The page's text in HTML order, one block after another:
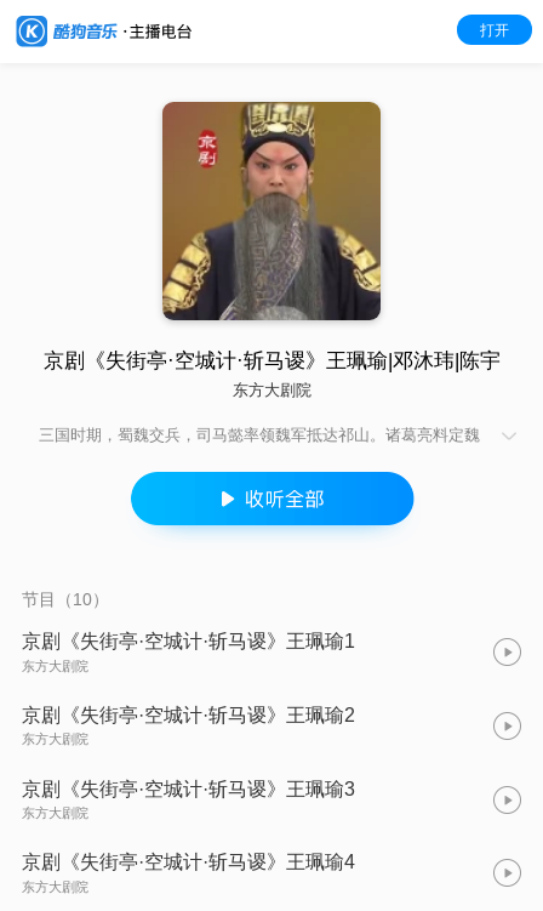
打开
京剧《失街亭·空城计·斩马谡》王珮瑜|邓沐玮|陈宇
东方大剧院
三国时期，蜀魏交兵，司马懿率领魏军抵达祁山。诸葛亮料定魏
往，马谡刚愎自用，不听从王平的谏言，执意将营寨扎在山顶，
结果遭到魏军围攻，街亭失守。司马懿乘胜直取西城，此时蜀军
兵将大多被调遣在外，西城兵力空虚。紧急关头，诸葛亮无法抵
亮为严明军纪，尽管爱惜马谡的才华，还是忍痛将其挥泪斩杀，
并因自己任人不当，奏明幼主，自请罪责。
节目（10）
京剧《失街亭·空城计·斩马谡》王珮瑜1
东方大剧院
京剧《失街亭·空城计·斩马谡》王珮瑜2
东方大剧院
京剧《失街亭·空城计·斩马谡》王珮瑜3
东方大剧院
京剧《失街亭·空城计·斩马谡》王珮瑜4
东方大剧院